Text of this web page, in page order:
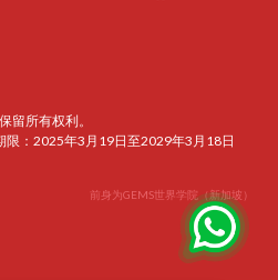
留所有权利。
限：2025年3月19日至2029年3月18日
前身为GEMS世界学院（新加坡）